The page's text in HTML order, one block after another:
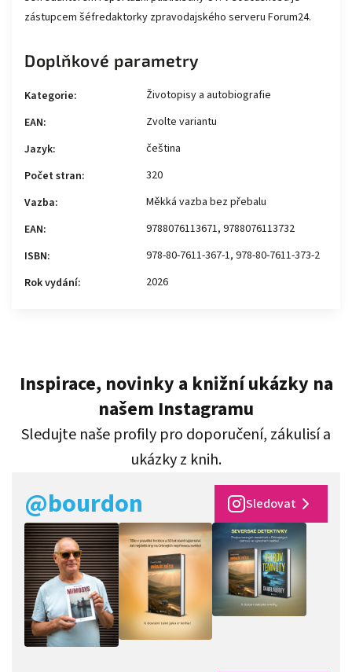
zástupcem šéfredaktorky zpravodajského serveru Forum24.
Doplňkové parametry
Kategorie:
Životopisy a autobiografie
EAN:
Zvolte variantu
Jazyk:
čeština
Počet stran:
320
Vazba:
Měkká vazba bez přebalu
EAN:
9788076113671, 9788076113732
ISBN:
978-80-7611-367-1, 978-80-7611-373-2
Rok vydání: 2026
Inspirace, novinky a knižní ukázky na
našem Instagramu
Sledujte naše profily pro doporučení, zákulisí a
ukázky z knih.
@bourdon Sledovat